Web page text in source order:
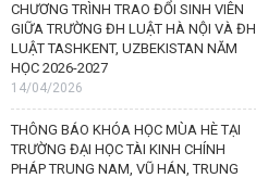
CHƯƠNG TRÌNH TRAO ĐỔI SINH VIÊN
GIỮA TRƯỜNG ĐH LUẬT HÀ NỘI VÀ ĐH
LUẬT TASHKENT, UZBEKISTAN NĂM
HỌC 2026-2027
14/04/2026
THÔNG BÁO KHÓA HỌC MÙA HÈ TẠI
TRƯỜNG ĐẠI HỌC TÀI KINH CHÍNH
PHÁP TRUNG NAM, VŨ HÁN, TRUNG